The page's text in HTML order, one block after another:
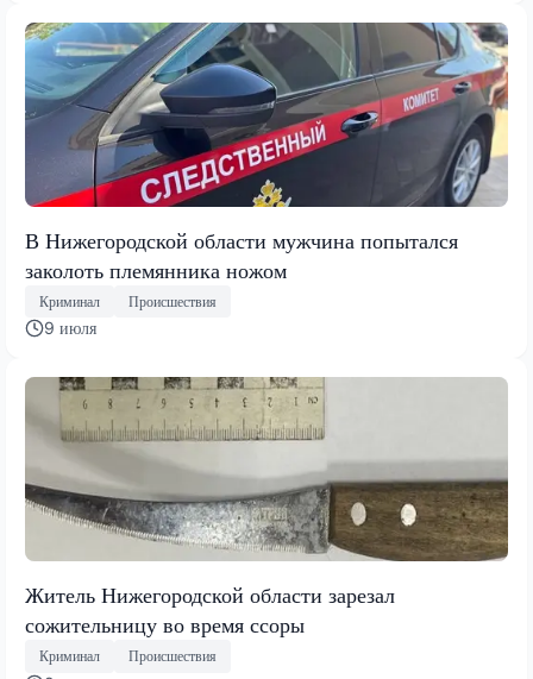
В Нижегородской области мужчина попытался
заколоть племянника ножом
Криминал Происшествия
9 июля
Житель Нижегородской области зарезал
сожительницу во время ссоры
Криминал Происшествия